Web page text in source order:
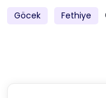
Göcek Fethiye